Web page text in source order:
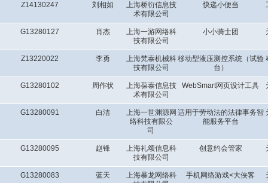
Z14130247 刘相如
上海桥衍信息技
术有限公司
快递小便当
G13280127 肖杰
上海一游网络科
技有限公司
小小骑士团
Z13220022 李勇
上海梵泰机械科
技有限公司
移动型液压测控系统（试验
台）
G13280102 周作状
上海葆泰信息技
术有限公司
WebSmart网页设计工具
G13280091 白洁
上海一世渊源网
络科技有限公
司
适用于劳动法的法律事务智
能服务平台
G13280095 赵锋
上海礼颂信息科
技有限公司
创意约会管家
G13280083 蓝天
上海暴龙网络科
手机网络游戏<大侠客